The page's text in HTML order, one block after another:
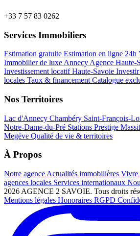
+33 7 57 83 0262
Services Immobiliers
Estimation gratuite Estimation en ligne 24h
Immobilier de luxe Annecy Agence Haute-
Investissement locatif Haute-Savoie
locales Taux & financement Catalogue
Nos Territoires
Lac d'Annecy Chambéry Saint-François-
Notre-Dame-du-Pré Stations Prestige
Megève Qualité de vie & territoires
À Propos
Notre agence Actualités immobilières Vivre
agences locales Services internationaux
2026 AGENCE 2 SAVOIE. Tous droits
Mentions légales Honoraires RGPD